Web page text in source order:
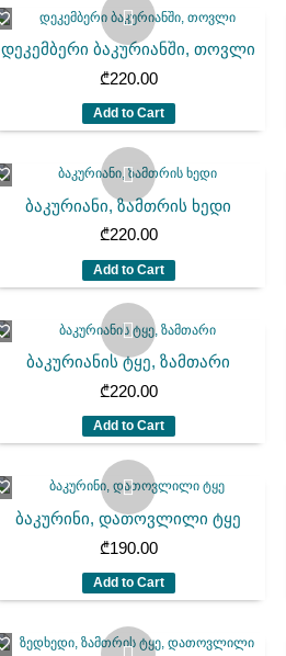
დეკემბერი ბაკურიანში, თოვლი
₾220.00
Add to Cart
ბაკურიანი, ზამთრის ხედი
₾220.00
Add to Cart
ბაკურიანის ტყე, ზამთარი
₾220.00
Add to Cart
ბაკურინი, დათოვლილი ტყე
₾190.00
Add to Cart